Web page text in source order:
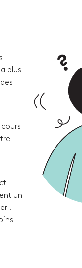
plus
un
!